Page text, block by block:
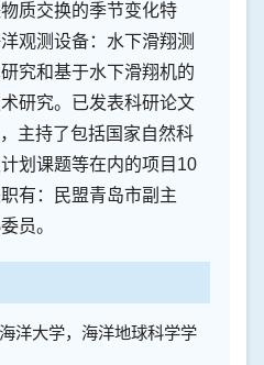
质交换的季节变化特
观测设备：水下滑翔测
究和基于水下滑翔机的
研究。已发表科研论文
主持了包括国家自然科
划课题等在内的项目10
有：民盟青岛市副主
员。
洋大学，海洋地球科学学